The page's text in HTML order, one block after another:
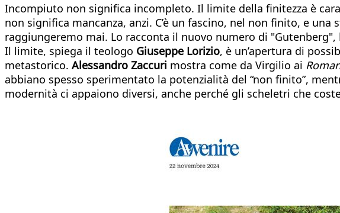
Incompiuto non significa incompleto. Il limite della finitezza è
non significa mancanza, anzi. C’è un fascino, nel non finito, e
raggiungeremo mai. Lo racconta il nuovo numero di
Il limite, spiega il teologo Giuseppe Lorizio, è un’apertura di
metastorico. Alessandro Zaccuri mostra come da Virgilio ai
abbiano spesso sperimentato la potenzialità del “non finito”,
modernità ci appaiono diversi, anche perché gli scheletri che